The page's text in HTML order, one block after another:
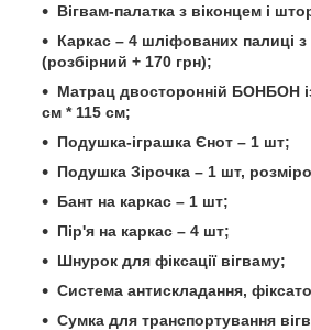
Вігвам-палатка з віконцем і
Каркас – 4 шліфованих палиці
(розбірний + 170 грн);
Матрац двосторонній БОНБОН
см * 115 см;
Подушка-іграшка Єнот – 1 шт;
Подушка Зірочка – 1 шт,
Бант на каркас – 1 шт;
Пір'я на каркас – 4 шт;
Шнурок для фіксації вігваму;
Система антискладання,
Сумка для транспортування